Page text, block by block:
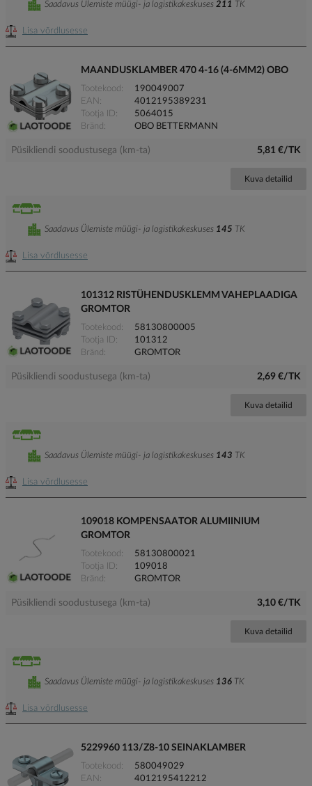
Lisa võrdlusesse
Saadavus Ülemiste müügi- ja logistikakeskuses 211 TK
MAANDUSKLAMBER 470 4-16 (4-6MM2) OBO
Tootekood
190049007
EAN
4012195389231
Tootja ID
5064015
Bränd
OBO BETTERMANN
Püsikliendi soodustusega (km-ta) 5,81 €/TK
Kuva detailid
Lisa võrdlusesse
Saadavus Ülemiste müügi- ja logistikakeskuses 145 TK
101312 RISTÜHENDUSKLEMM VAHEPLAADIGA
GROMTOR
Tootekood
58130800005
Tootja ID
101312
Bränd
GROMTOR
Püsikliendi soodustusega (km-ta) 2,69 €/TK
Kuva detailid
Lisa võrdlusesse
Saadavus Ülemiste müügi- ja logistikakeskuses 143 TK
109018 KOMPENSAATOR ALUMIINIUM
GROMTOR
Tootekood
58130800021
Tootja ID
109018
Bränd
GROMTOR
Püsikliendi soodustusega (km-ta) 3,10 €/TK
Kuva detailid
Lisa võrdlusesse
Saadavus Ülemiste müügi- ja logistikakeskuses 136 TK
5229960 113/Z8-10 SEINAKLAMBER
Tootekood
580049029
EAN
4012195412212